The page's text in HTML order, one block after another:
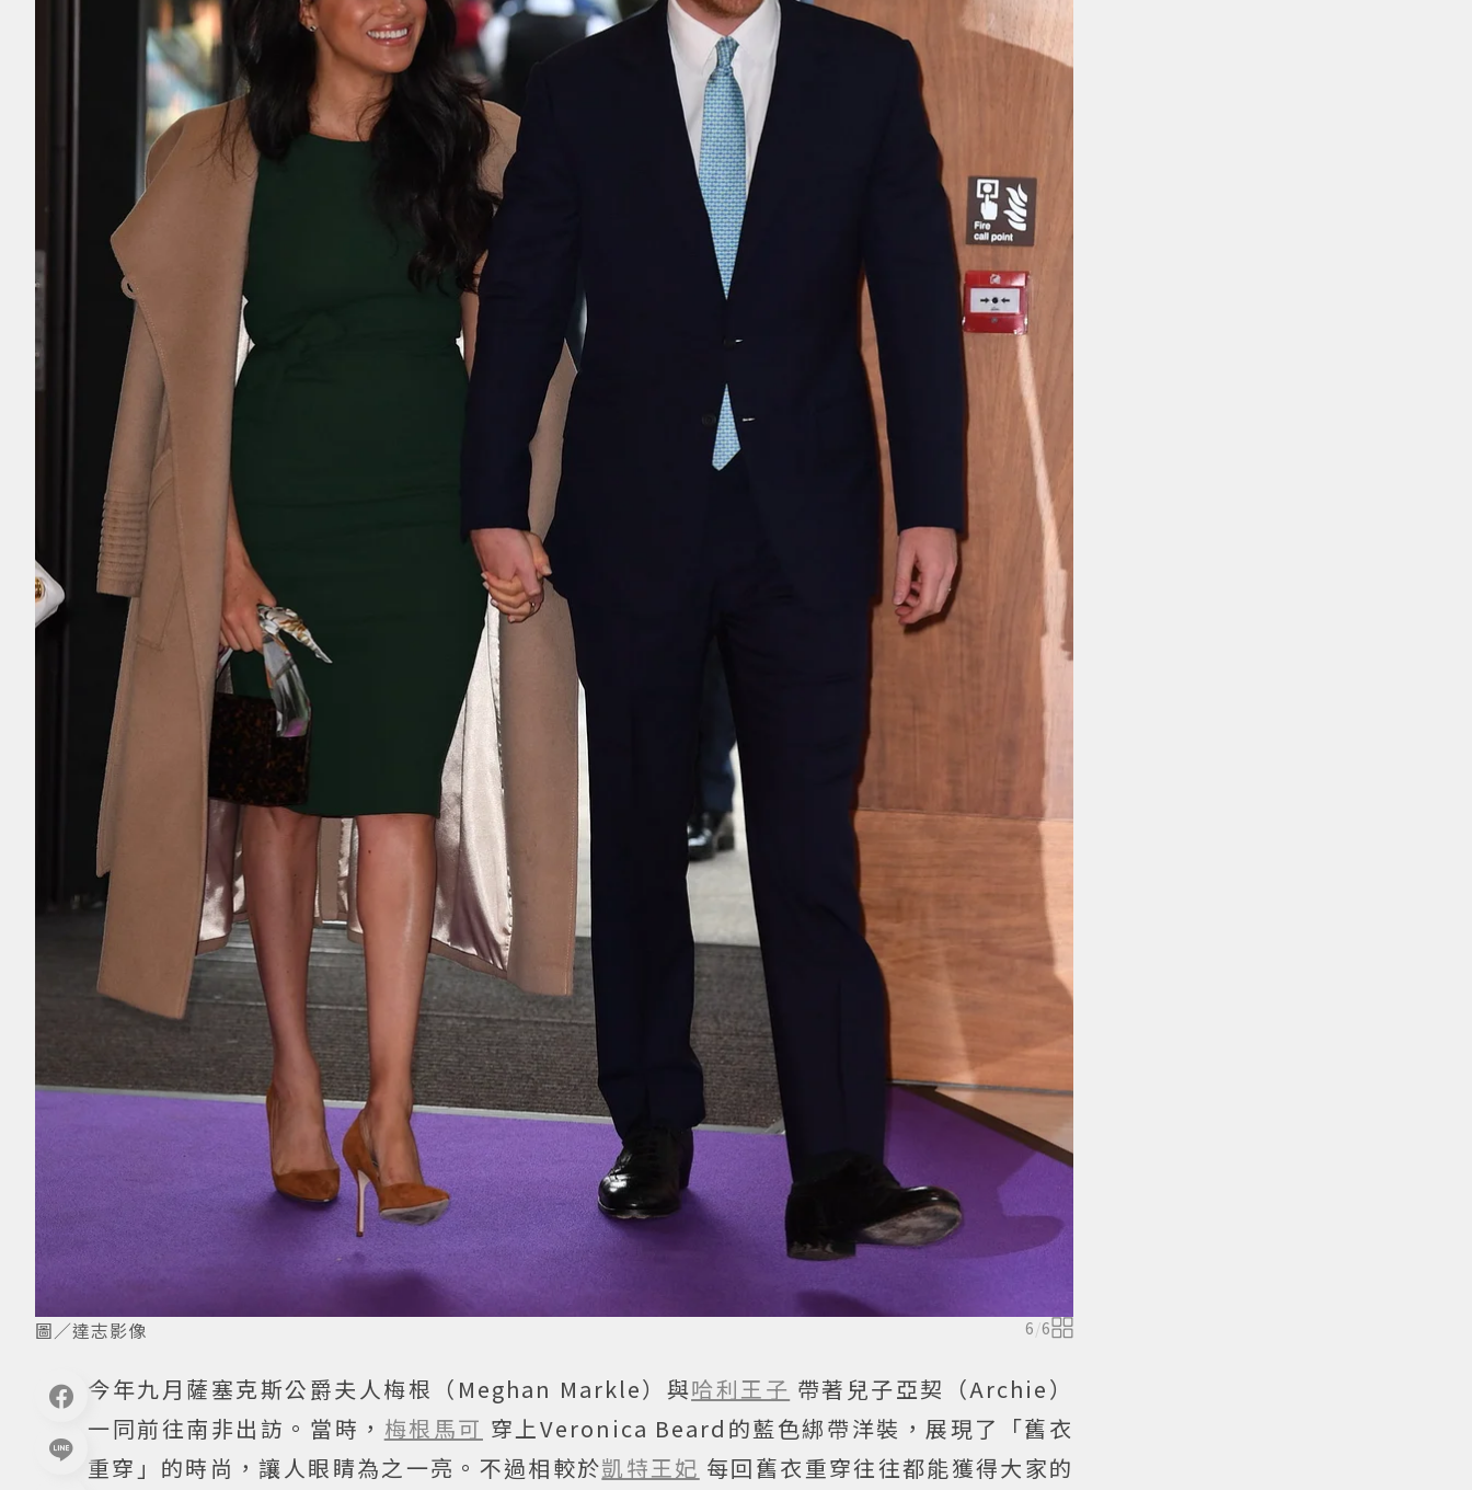
圖／達志影像 6/6
今年九月薩塞克斯公爵夫人梅根（Meghan Markle）與哈利王子 帶著兒子亞契（Archie）
一同前往南非出訪。當時， 梅根馬可 穿上Veronica Beard的藍色綁帶洋裝，展現了「舊衣
重穿」的時尚，讓人眼睛為之一亮。不過相較於凱特王妃 每回舊衣重穿往往都能獲得大家的